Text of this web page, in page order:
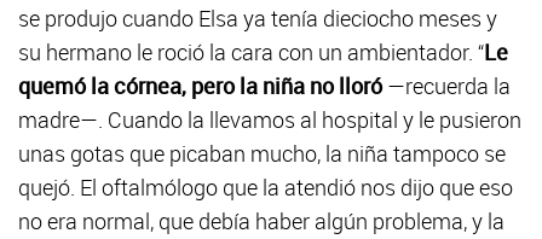
se produjo cuando Elsa ya tenía dieciocho meses y
su hermano le roció la cara con un ambientador. “Le
quemó la córnea, pero la niña no lloró—recuerda la
madre—. Cuando la llevamos al hospital y le pusieron
unas gotas que picaban mucho, la niña tampoco se
quejó. El oftalmólogo que la atendió nos dijo que eso
no era normal, que debía haber algún problema, y la